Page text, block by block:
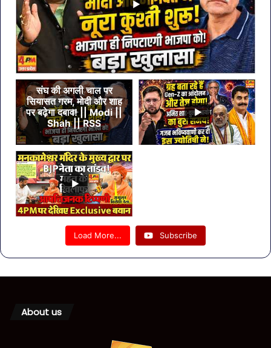
संघ की अगली चाल पर
सियासत गरम, मोदी और शाह
पर बढ़ेगा दबाव! || Modi ||
Shah || RSS
Load More... Subscribe
About us